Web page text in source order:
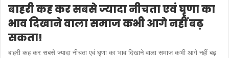
बाहरी कह कर सबसे ज्यादा नीचता एवं घृणा का
भाव दिखाने वाला समाज कभी आगे नहीं बढ़
सकता!
बाहरी कह कर सबसे ज्यादा नीचता एवं घृणा का भाव दिखाने वाला समाज कभी आगे नहीं बढ़